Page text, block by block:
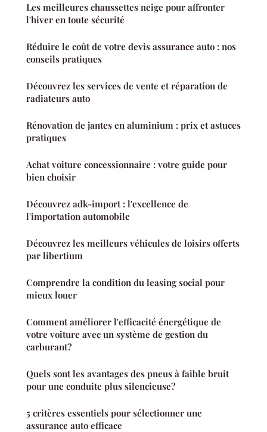
Les meilleures chaussettes neige pour affronter
l'hiver en toute sécurité
Réduire le coût de votre devis assurance auto : nos
conseils pratiques
Découvrez les services de vente et réparation de
radiateurs auto
Rénovation de jantes en aluminium : prix et astuces
pratiques
Achat voiture concessionnaire : votre guide pour
bien choisir
Découvrez adk-import : l'excellence de
l'importation automobile
Découvrez les meilleurs véhicules de loisirs offerts
par libertium
Comprendre la condition du leasing social pour
mieux louer
Comment améliorer l'efficacité énergétique de
votre voiture avec un système de gestion du
carburant?
Quels sont les avantages des pneus à faible bruit
pour une conduite plus silencieuse?
5 critères essentiels pour sélectionner une
assurance auto efficace